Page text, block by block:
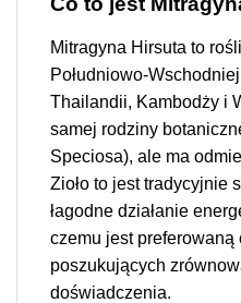
Mitragyna Hirsuta to
Południowo-
Thailandii, Kambodży i
samej rodziny
Speciosa), ale ma
Zioło to jest tradycyjnie
łagodne działanie
czemu jest preferowaną
poszukujących
doświadczenia.